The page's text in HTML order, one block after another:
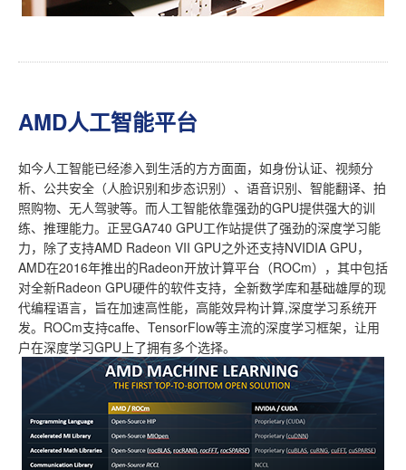
AMD人工智能平台
如今人工智能已经渗入到生活的方方面面，如身份认证、视频分
析、公共安全（人脸识别和步态识别）、语音识别、智能翻译、拍
照购物、无人驾驶等。而人工智能依靠强劲的GPU提供强大的训
练、推理能力。正昱GA740 GPU工作站提供了强劲的深度学习能
力，除了支持AMD Radeon VII GPU之外还支持NVIDIA GPU，
AMD在2016年推出的Radeon开放计算平台（ROCm），其中包括
对全新Radeon GPU硬件的软件支持，全新数学库和基础雄厚的现
代编程语言，旨在加速高性能，高能效异构计算,深度学习系统开
发。ROCm支持caffe、TensorFlow等主流的深度学习框架，让用
户在深度学习GPU上了拥有多个选择。